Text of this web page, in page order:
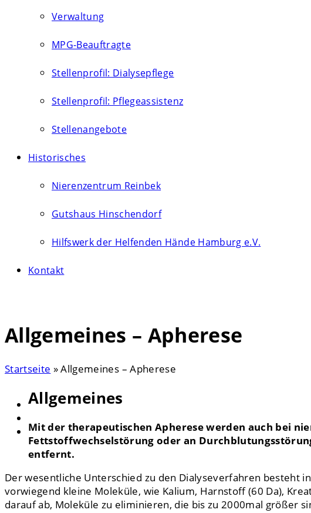
Verwaltung
MPG-Beauftragte
Stellenprofil: Dialysepflege
Stellenprofil: Pflegeassistenz
Stellenangebote
Historisches
Nierenzentrum Reinbek
Gutshaus Hinschendorf
Hilfswerk der Helfenden Hände Hamburg e.V.
Kontakt
Allgemeines – Apherese
Startseite »Allgemeines – Apherese
Allgemeines
Mit der therapeutischen Apherese werden auch bei
Fettstoffwechselstörung oder an
entfernt.
Der wesentliche Unterschied zu den Dialyseverfahren besteht
vorwiegend kleine Moleküle, wie Kalium, Harnstoff (60 Da),
darauf ab, Moleküle zu eliminieren, die bis zu 2000mal größer